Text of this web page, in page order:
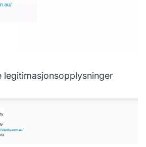
legitimasjonsopplysninger